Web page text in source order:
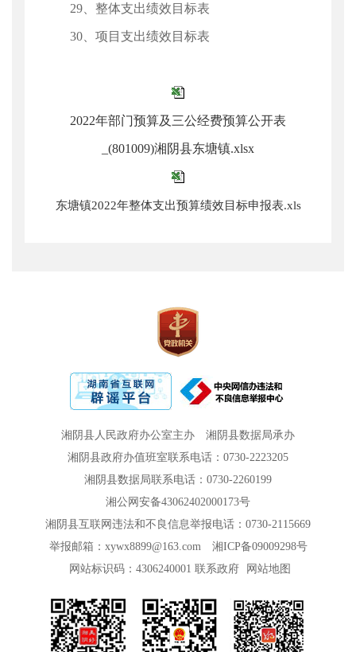
29、整体支出绩效目标表
30、项目支出绩效目标表
2022年部门预算及三公经费预算公开表
_(801009)湘阴县东塘镇.xlsx
东塘镇2022年整体支出预算绩效目标申报表.xls
湘阴县人民政府办公室主办
湘阴县数据局承办
湘阴县政府办值班室联系电话：0730-2223205
湘阴县数据局联系电话：0730-2260199
湘公网安备43062402000173号
湘阴县互联网违法和不良信息举报电话：0730-2115669
举报邮箱：xywx8899@163.com
湘ICP备09009298号
网站标识码：4306240001 联系政府 网站地图